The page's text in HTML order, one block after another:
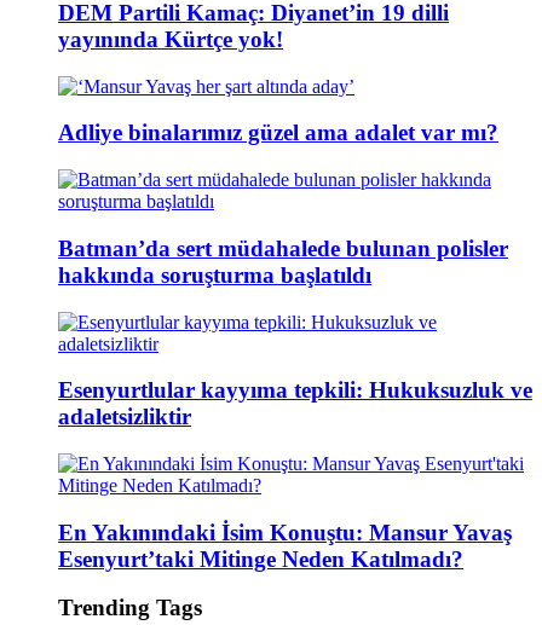
DEM Partili Kamaç: Diyanet’in 19 dilli
yayınında Kürtçe yok!
Adliye binalarımız güzel ama adalet var mı?
Batman’da sert müdahalede bulunan polisler
hakkında soruşturma başlatıldı
Esenyurtlular kayyıma tepkili: Hukuksuzluk ve
adaletsizliktir
En Yakınındaki İsim Konuştu: Mansur Yavaş
Esenyurt’taki Mitinge Neden Katılmadı?
Trending Tags